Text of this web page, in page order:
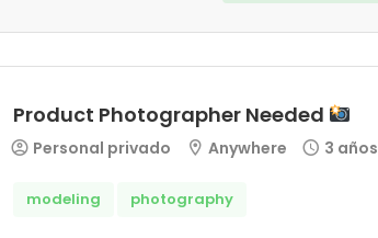
Product Photographer Needed
Personal privado Anywhere 3 años
modeling photography